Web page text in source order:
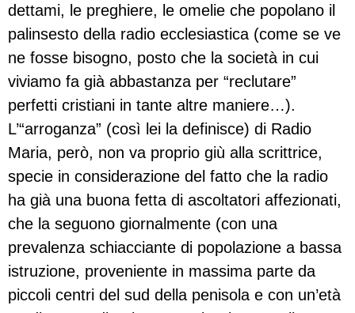
dettami, le preghiere, le omelie che popolano il
palinsesto della radio ecclesiastica (come se ve
ne fosse bisogno, posto che la società in cui
viviamo fa già abbastanza per “reclutare”
perfetti cristiani in tante altre maniere…).
L’“arroganza” (così lei la definisce) di Radio
Maria, però, non va proprio giù alla scrittrice,
specie in considerazione del fatto che la radio
ha già una buona fetta di ascoltatori affezionati,
che la seguono giornalmente (con una
prevalenza schiacciante di popolazione a bassa
istruzione, proveniente in massima parte da
piccoli centri del sud della penisola e con un’età